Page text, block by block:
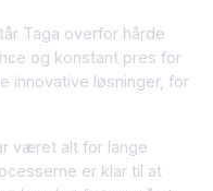
Taga overfor hårde
og konstant pres for
innovative løsninger, for
været alt for lange
er klar til at